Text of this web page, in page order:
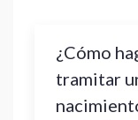
¿Cómo
tramitar